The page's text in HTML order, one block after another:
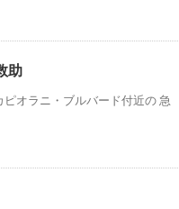
助
オラニ・ブルバード付近の 急